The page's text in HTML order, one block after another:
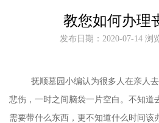
教您如何办理
发布日期：2020-07-14 浏
抚顺墓园 小编认为很多人在亲人
悲伤，一时之间脑袋一片空白。不知道
需要带什么东西，更不知道什么时间该